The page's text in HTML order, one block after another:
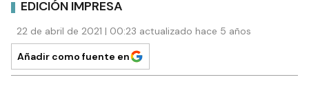
EDICIÓN IMPRESA
22 de abril de 2021 | 00:23 actualizado hace 5 años
Añadir como fuente en